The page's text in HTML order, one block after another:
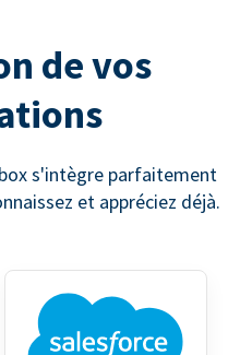
de vos
s'intègre parfaitement
et appréciez déjà.